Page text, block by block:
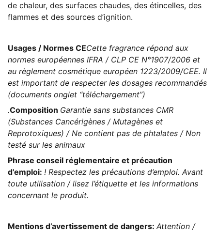
de chaleur, des surfaces chaudes, des étincelles, des
flammes et des sources d’ignition.
Usages / Normes CECette fragrance répond aux
normes européennes IFRA / CLP CE N°1907/2006 et
au règlement cosmétique européen 1223/2009/CEE. Il
est important de respecter les dosages recommandés
(documents onglet “téléchargement”)
.Composition Garantie sans substances CMR
(Substances Cancérigènes / Mutagènes et
Reprotoxiques) / Ne contient pas de phtalates / Non
testé sur les animaux
Phrase conseil réglementaire et précaution
d’emploi: ! Respectez les précautions d’emploi. Avant
toute utilisation / lisez l’étiquette et les informations
concernant le produit.
Mentions d’avertissement de dangers: Attention /